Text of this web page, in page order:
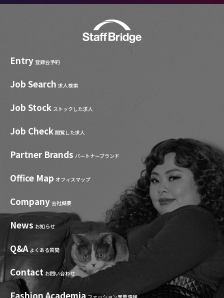
Entry 登録会予約
Job Search 求人検索
Job Stock ストックした求人
Job Check 閲覧した求人
Partner Brands パートナーブランド
Office Map オフィスマップ
Company 会社概要
News お知らせ
Q&A よくある質問
Contact お問い合わせ
Fashion Academia